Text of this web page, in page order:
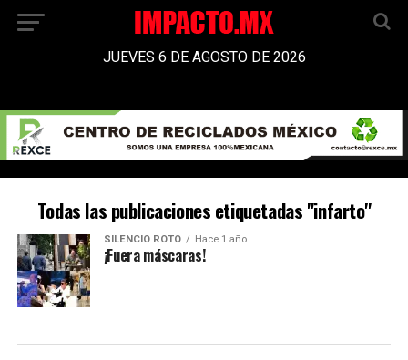
JUEVES 6 DE AGOSTO DE 2026
Todas las publicaciones etiquetadas "infarto"
SILENCIO ROTO Hace 1 año
¡Fuera máscaras!